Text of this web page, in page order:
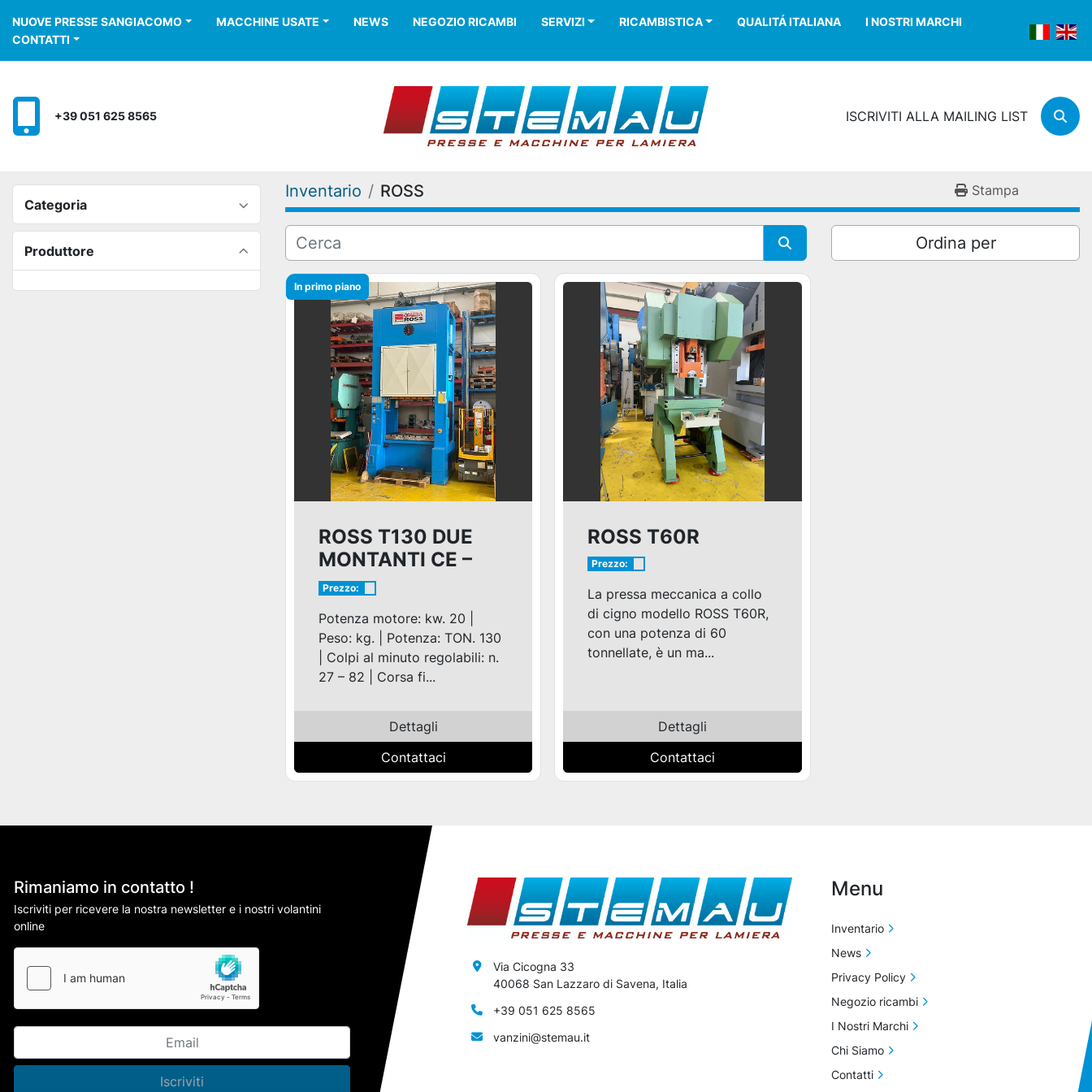
NUOVE PRESSE SANGIACOMO MACCHINE USATE NEWS NEGOZIO RICAMBI SERVIZI RICAMBISTICA QUALITÁ ITALIANA
I NOSTRI MARCHI
CONTATTI
+39 051 625 8565 ISCRIVITI ALLA MAILING LIST
Categoria
Produttore
Inventario ROSS Stampa
Ordina per
In primo piano
ROSS T130 DUE
MONTANTI CE –
2003
Prezzo:
Potenza motore: kw. 20 |
Peso: kg. | Potenza: TON. 130
| Colpi al minuto regolabili: n.
27 – 82 | Corsa fi...
Dettagli
Contattaci
ROSS T60R
Prezzo:
La pressa meccanica a collo
di cigno modello ROSS T60R,
con una potenza di 60
tonnellate, è un ma...
Dettagli
Contattaci
Rimaniamo in contatto !
Iscriviti per ricevere la nostra newsletter e i nostri volantini
online
Iscriviti
Via Cicogna 33
40068 San Lazzaro di Savena, Italia
+39 051 625 8565
vanzini@stemau.it
Menu
Inventario
News
Privacy Policy
Negozio ricambi
I Nostri Marchi
Chi Siamo
Contatti